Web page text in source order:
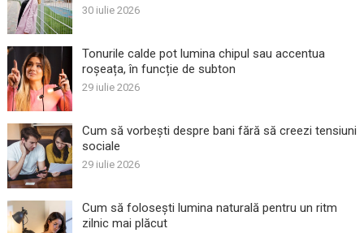
30 iulie 2026
Tonurile calde pot lumina chipul sau accentua
roșeața, în funcție de subton
29 iulie 2026
Cum să vorbești despre bani fără să creezi tensiuni
sociale
29 iulie 2026
Cum să folosești lumina naturală pentru un ritm
zilnic mai plăcut